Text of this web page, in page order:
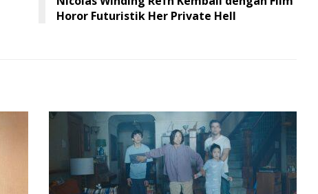
Horor Futuristik Her Private Hell